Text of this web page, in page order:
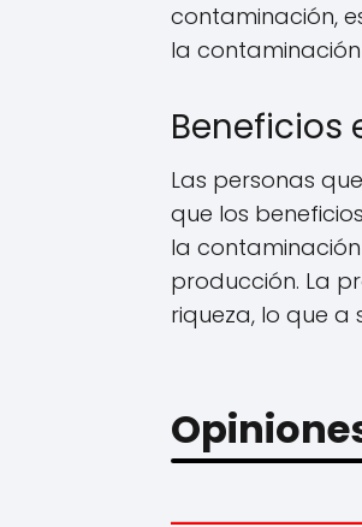
contaminación,
la
Las personas
que los
la
producción. La
riqueza, lo que a